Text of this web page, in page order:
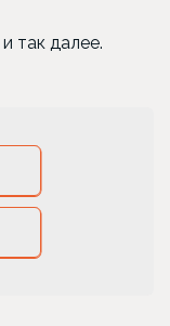
так далее.